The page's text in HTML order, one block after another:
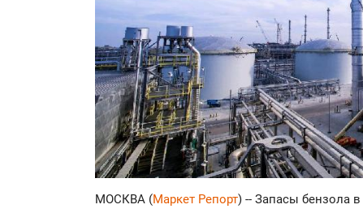
МОСКВА (Маркет Репорт) -- Запасы бензола